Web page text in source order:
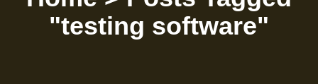
"testing software"